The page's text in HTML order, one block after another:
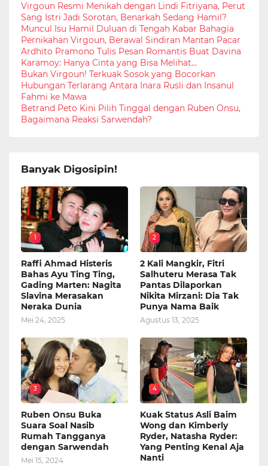
Virgoun Resmi Menikah dengan Lindi Fitriyana, Perut
Sang Istri Jadi Sorotan, Benarkah Sedang Hamil?
Muncul Isu Hamil Duluan di Tengah Kabar Bahagia
Pernikahan Virgoun, Berawal Sindiran Mantan Pacar
Ardhito Pramono Tulis Pesan Romantis Buat Davina
Karamoy: Hanya Cinta yang Bisa Melihat...
Bukan Virgoun! Terkuak Sosok yang Bocorkan
Hubungan Terlarang Antara Inara Rusli dan Insanul
Fahmi ke Mawa
Betrand Peto Kini Pilih Tinggal dengan Ruben Onsu,
Bagaimana Reaksi Sarwendah?
Banyak Digosipin!
1
Raffi Ahmad Histeris
Bahas Ayu Ting Ting,
Gading Marten: Nagita
Slavina Merasakan
Neraka Dunia
Mei 24, 2025
2
2 Kali Mangkir, Fitri
Salhuteru Merasa Tak
Pantas Dilaporkan
Nikita Mirzani: Dia Tak
Punya Nama Baik
Agustus 13, 2025
3
Ruben Onsu Buka
Suara Soal Nasib
Rumah Tangganya
dengan Sarwendah
Mei 15, 2024
4
Kuak Status Asli Baim
Wong dan Kimberly
Ryder, Natasha Ryder:
Yang Penting Kenal Aja
Nanti